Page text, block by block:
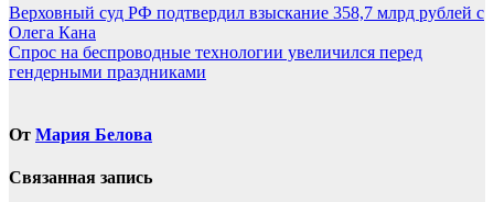
Навигация
по
записям
Верховный суд РФ подтвердил взыскание 358,7 млрд рублей с
Oлега Кана
Спрос на беспроводные технологии увеличился перед
гендерными праздниками
От Мария Белова
Связанная запись